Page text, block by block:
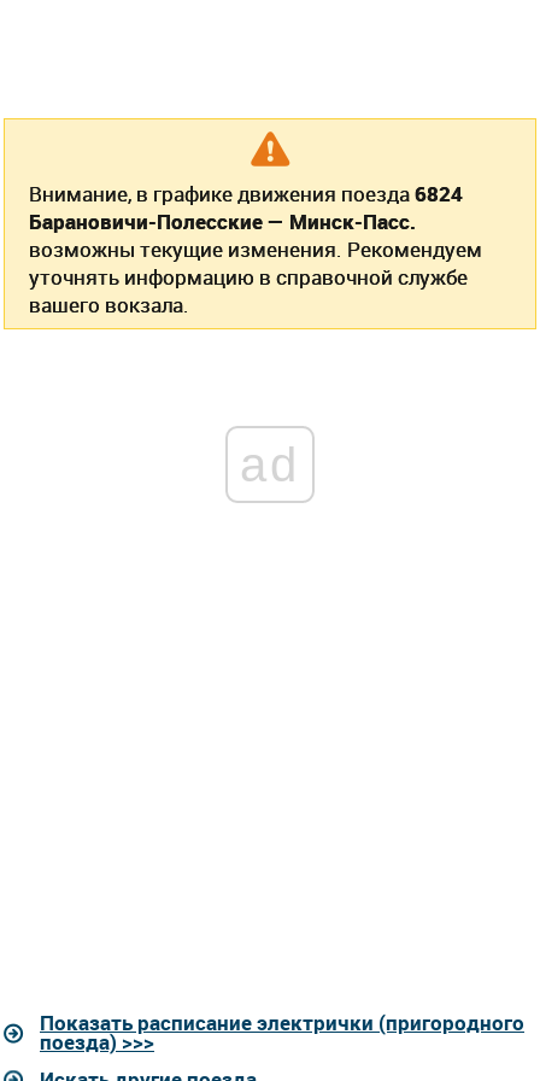
Внимание, в графике движения поезда6824
Барановичи-Полесские — Минск-Пасс.
возможны текущие изменения. Рекомендуем
уточнять информацию в справочной службе
вашего вокзала.
ad
Показать расписание электрички (пригородного
поезда) >>>